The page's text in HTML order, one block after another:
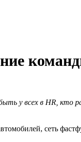
у всех в HR, кто
сеть